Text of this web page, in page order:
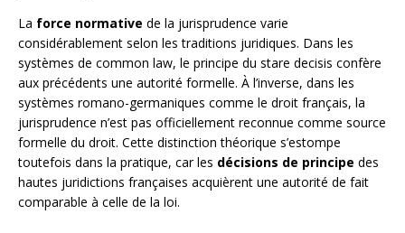
La force normative de la jurisprudence varie
considérablement selon les traditions juridiques. Dans les
systèmes de common law, le principe du stare decisis confère
aux précédents une autorité formelle. À l’inverse, dans les
systèmes romano-germaniques comme le droit français, la
jurisprudence n’est pas officiellement reconnue comme source
formelle du droit. Cette distinction théorique s’estompe
toutefois dans la pratique, car les décisions de principe des
hautes juridictions françaises acquièrent une autorité de fait
comparable à celle de la loi.